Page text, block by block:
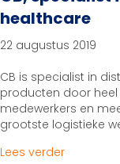
healthcare
22 augustus 2019
CB is specialist in
producten door heel
medewerkers en
grootste logistieke
Lees verderabout